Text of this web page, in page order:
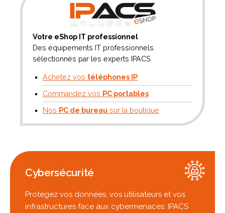
Votre eShop IT professionnel
Des équipements IT professionnels
sélectionnés par les experts IPACS.
Achetez vos téléphones IP
Commandez vos PC portables
Nos PC de bureau sur la boutique
Cybersécurité
Protégez vos données, vos utilisateurs et vos
infrastructures face aux cybermenaces. IPACS